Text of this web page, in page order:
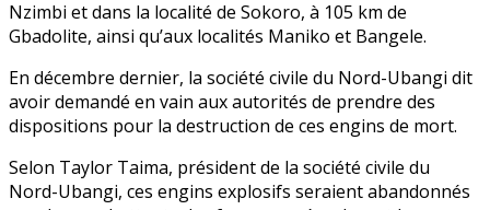
Nzimbi et dans la localité de Sokoro, à 105 km de
Gbadolite, ainsi qu’aux localités Maniko et Bangele.
En décembre dernier, la société civile du Nord-Ubangi dit
avoir demandé en vain aux autorités de prendre des
dispositions pour la destruction de ces engins de mort.
Selon Taylor Taima, président de la société civile du
Nord-Ubangi, ces engins explosifs seraient abandonnés